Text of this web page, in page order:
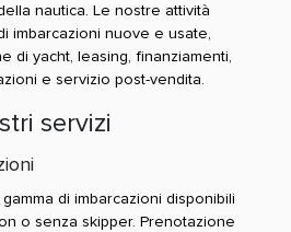
nautica. Le nostre attività
imbarcazioni nuove e usate,
di yacht, leasing, finanziamenti,
e servizio post-vendita.
servizi
di imbarcazioni disponibili
o senza skipper. Prenotazione